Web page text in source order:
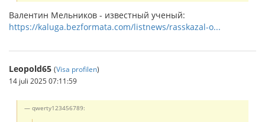
Валентин Мельников - известный ученый:
https://kaluga.bezformata.com/listnews/rasskazal-o...
Leopold65 (Visa profilen)
14 juli 2025 07:11:59
qwerty123456789: